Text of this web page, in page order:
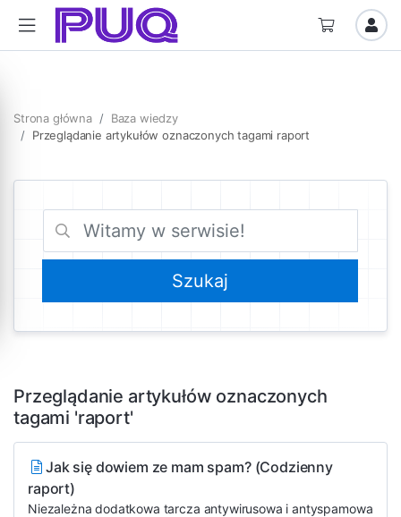
Strona główna
Baza wiedzy
Przeglądanie artykułów oznaczonych tagami raport
Przeglądanie artykułów oznaczonych
tagami 'raport'
Jak się dowiem ze mam spam? (Codzienny
raport)
Niezależna dodatkowa tarcza antywirusowa i antyspamowa